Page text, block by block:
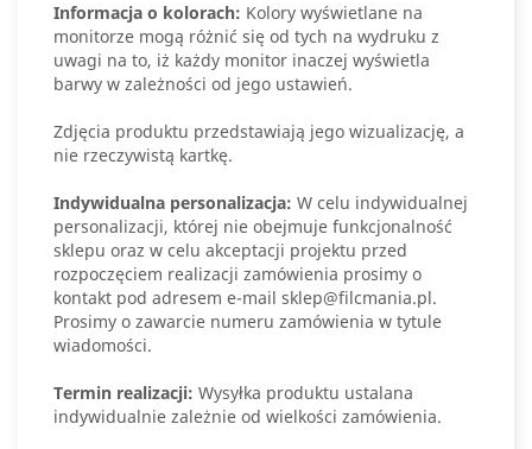
Informacja o kolorach: Kolory wyświetlane na
monitorze mogą różnić się od tych na wydruku z
uwagi na to, iż każdy monitor inaczej wyświetla
barwy w zależności od jego ustawień.
Zdjęcia produktu przedstawiają jego wizualizację, a
nie rzeczywistą kartkę.
Indywidualna personalizacja: W celu indywidualnej
personalizacji, której nie obejmuje funkcjonalność
sklepu oraz w celu akceptacji projektu przed
rozpoczęciem realizacji zamówienia prosimy o
kontakt pod adresem e-mail sklep@filcmania.pl.
Prosimy o zawarcie numeru zamówienia w tytule
wiadomości.
Termin realizacji: Wysyłka produktu ustalana
indywidualnie zależnie od wielkości zamówienia.